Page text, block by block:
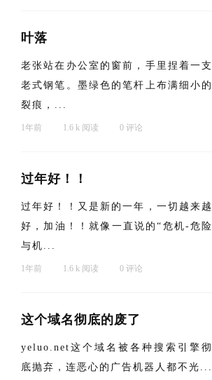
叶落
老张站在办公室的窗前，手里捏着一支
老式钢笔。墨绿色的笔杆上布满细小的
裂痕，...
1年前 1.6 k 阅读 0 评论
过年好！！
过年好！！又是新的一年，一切越来越
好，加油！！就像一直说的“危机-危险
与机...
1年前 1.6 k 阅读 0 评论
这个域名彻底的废了
yeluo.net这个域名被各种搜索引擎彻
底抛弃，连恶心的广告机器人都不光...